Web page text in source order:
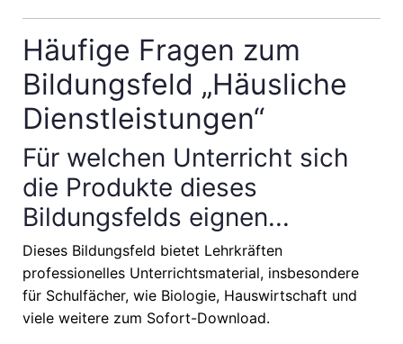
Häufige Fragen zum
Bildungsfeld „Häusliche
Dienstleistungen“
Für welchen Unterricht sich
die Produkte dieses
Bildungsfelds eignen...
Dieses Bildungsfeld bietet Lehrkräften
professionelles Unterrichtsmaterial, insbesondere
für Schulfächer, wie Biologie, Hauswirtschaft und
viele weitere zum Sofort-Download.